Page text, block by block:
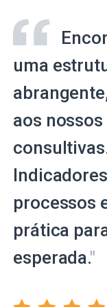
uma
aos
processos
prática
esperada."